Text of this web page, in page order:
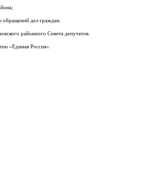
обращений дел граждан.
районного Совета депутатов.
«Единая Россия».